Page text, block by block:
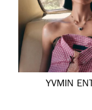
YVMIN